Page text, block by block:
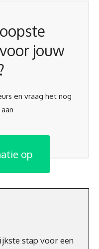
jouw
en vraag het nog
op
stap voor een